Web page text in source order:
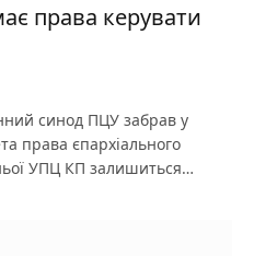
права керувати
синод ПЦУ забрав у
права єпархіального
УПЦ КП залишиться…